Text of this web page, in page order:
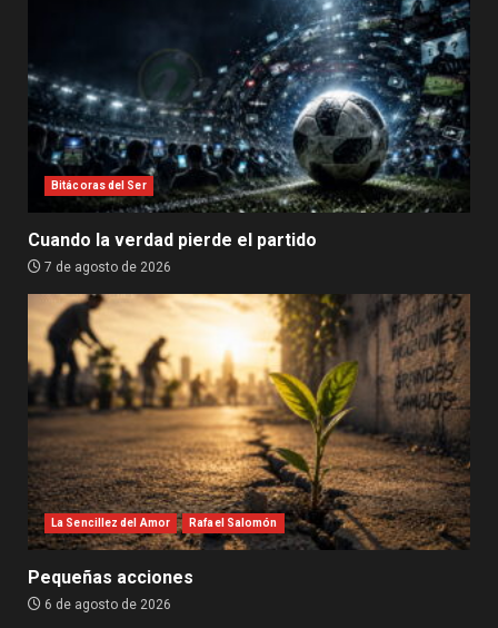
Bitácoras del Ser
Cuando la verdad pierde el partido
7 de agosto de 2026
La Sencillez del Amor Rafael Salomón
Pequeñas acciones
6 de agosto de 2026